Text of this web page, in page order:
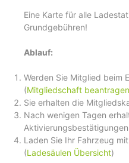
Eine Karte für alle
Grundgebühren!
Ablauf:
Werden Sie Mitglied beim
(Mitgliedschaft beantragen
Sie erhalten die
Nach wenigen Tagen
Laden Sie Ihr Fahrzeug
(Ladesäulen Übersicht)